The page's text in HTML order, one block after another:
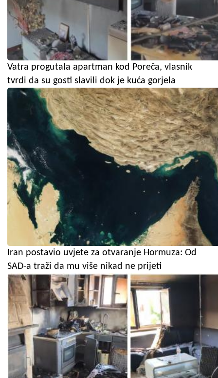
Vatra progutala apartman kod Poreča, vlasnik
tvrdi da su gosti slavili dok je kuća gorjela
Iran postavio uvjete za otvaranje Hormuza: Od
SAD-a traži da mu više nikad ne prijeti